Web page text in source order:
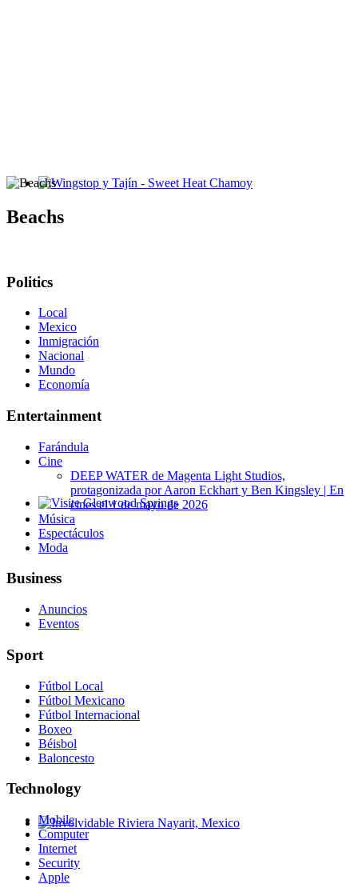
Glenwood Springs - Bello y Encantador
Involvidable Riviera Nayarit, Mexico
Beachs
Politics
Local
Mexico
Inmigración
Nacional
Mundo
Economía
Entertainment
Farándula
Cine
DEEP WATER de Magenta Light Studios,
protagonizada por Aaron Eckhart y Ben Kingsley | En
cines el 1 de mayo de 2026
Música
Espectáculos
Moda
Business
Anuncios
Eventos
Sport
Fútbol Local
Fútbol Mexicano
Fútbol Internacional
Boxeo
Béisbol
Baloncesto
Technology
Mobile
Computer
Internet
Security
Apple